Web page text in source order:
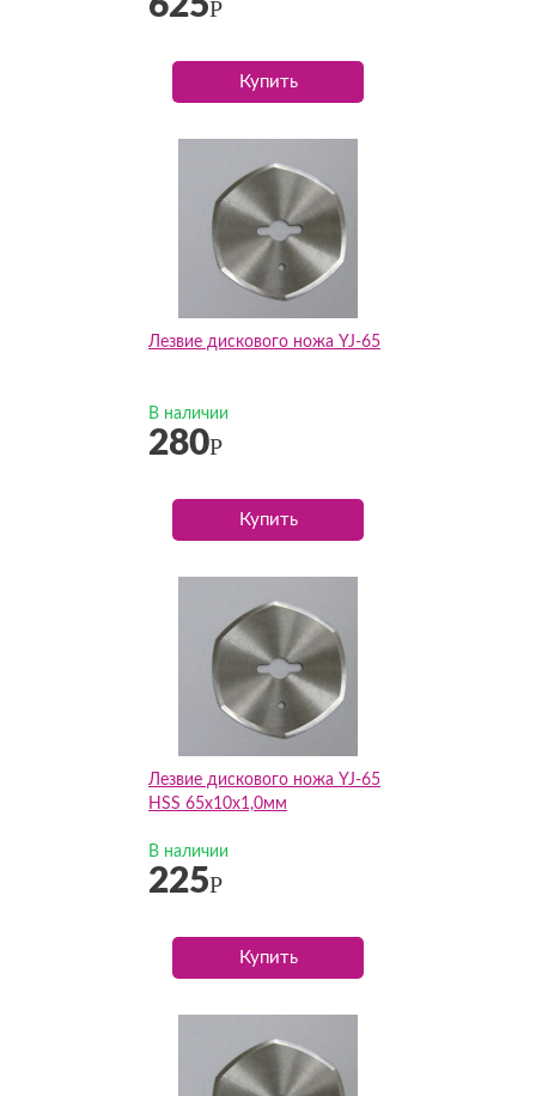
Р
Купить
Лезвие дискового ножа YJ-65
В наличии
280Р
Купить
Лезвие дискового ножа YJ-65
HSS 65х10х1,0мм
В наличии
225Р
Купить